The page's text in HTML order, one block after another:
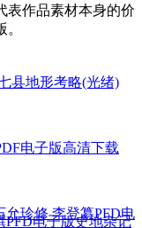
表作品素材本身的价
县地形考略(光绪)
电子版高清下载
珍修 李登纂PFD电